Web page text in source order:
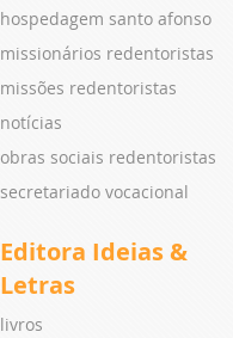
hospedagem santo afonso
missionários redentoristas
missões redentoristas
notícias
obras sociais redentoristas
secretariado vocacional
Editora Ideias &
Letras
livros